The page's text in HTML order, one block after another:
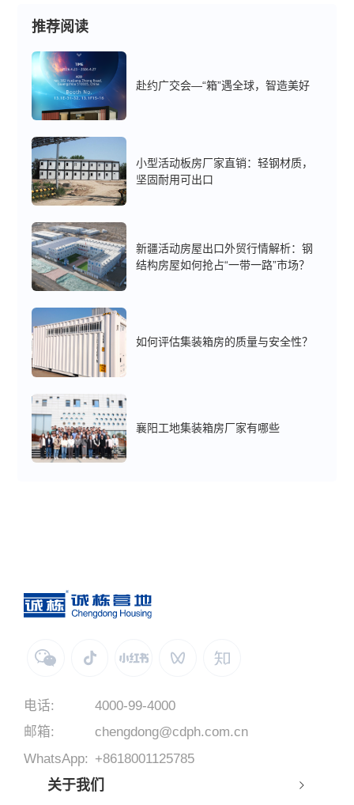
推荐阅读
赴约广交会—“箱”遇全球，智造美好
小型活动板房厂家直销：轻钢材质，
坚固耐用可出口
新疆活动房屋出口外贸行情解析：钢
结构房屋如何抢占“一带一路”市场？
如何评估集装箱房的质量与安全性？
襄阳工地集装箱房厂家有哪些
电话:
4000-99-4000
邮箱:
chengdong@cdph.com.cn
WhatsApp: +8618001125785
关于我们